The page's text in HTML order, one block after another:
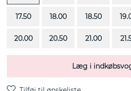
17.50 18.00 18.50
20.00 20.50 21.00
Læg i